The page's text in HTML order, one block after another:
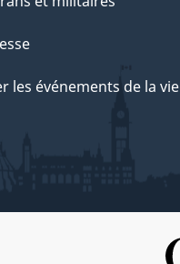
les événements de la vie